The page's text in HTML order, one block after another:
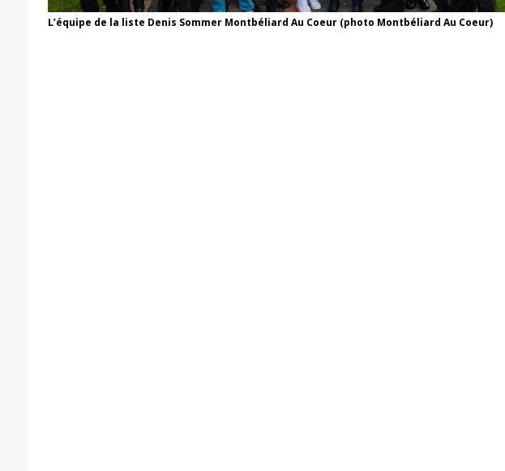
L’équipe de la liste Denis Sommer Montbéliard Au Coeur (photo Montbéliard Au Coeur)